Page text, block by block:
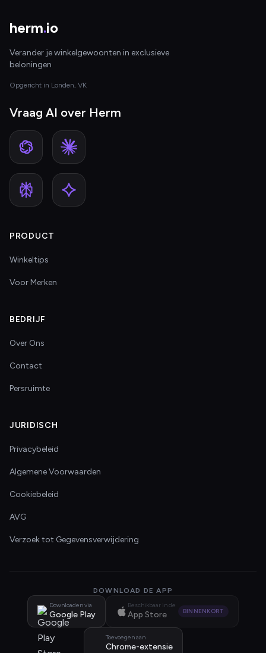
herm.io
Verander je winkelgewoonten in exclusieve
beloningen
Opgericht in Londen, VK
Vraag AI over Herm
PRODUCT
Winkeltips
Voor Merken
BEDRIJF
Over Ons
Contact
Persruimte
JURIDISCH
Privacybeleid
Algemene Voorwaarden
Cookiebeleid
AVG
Verzoek tot Gegevensverwijdering
DOWNLOAD DE APP
Downloaden via
Google Play
Beschikbaar in de
App Store BINNENKORT
Toevoegen aan
Chrome-extensie